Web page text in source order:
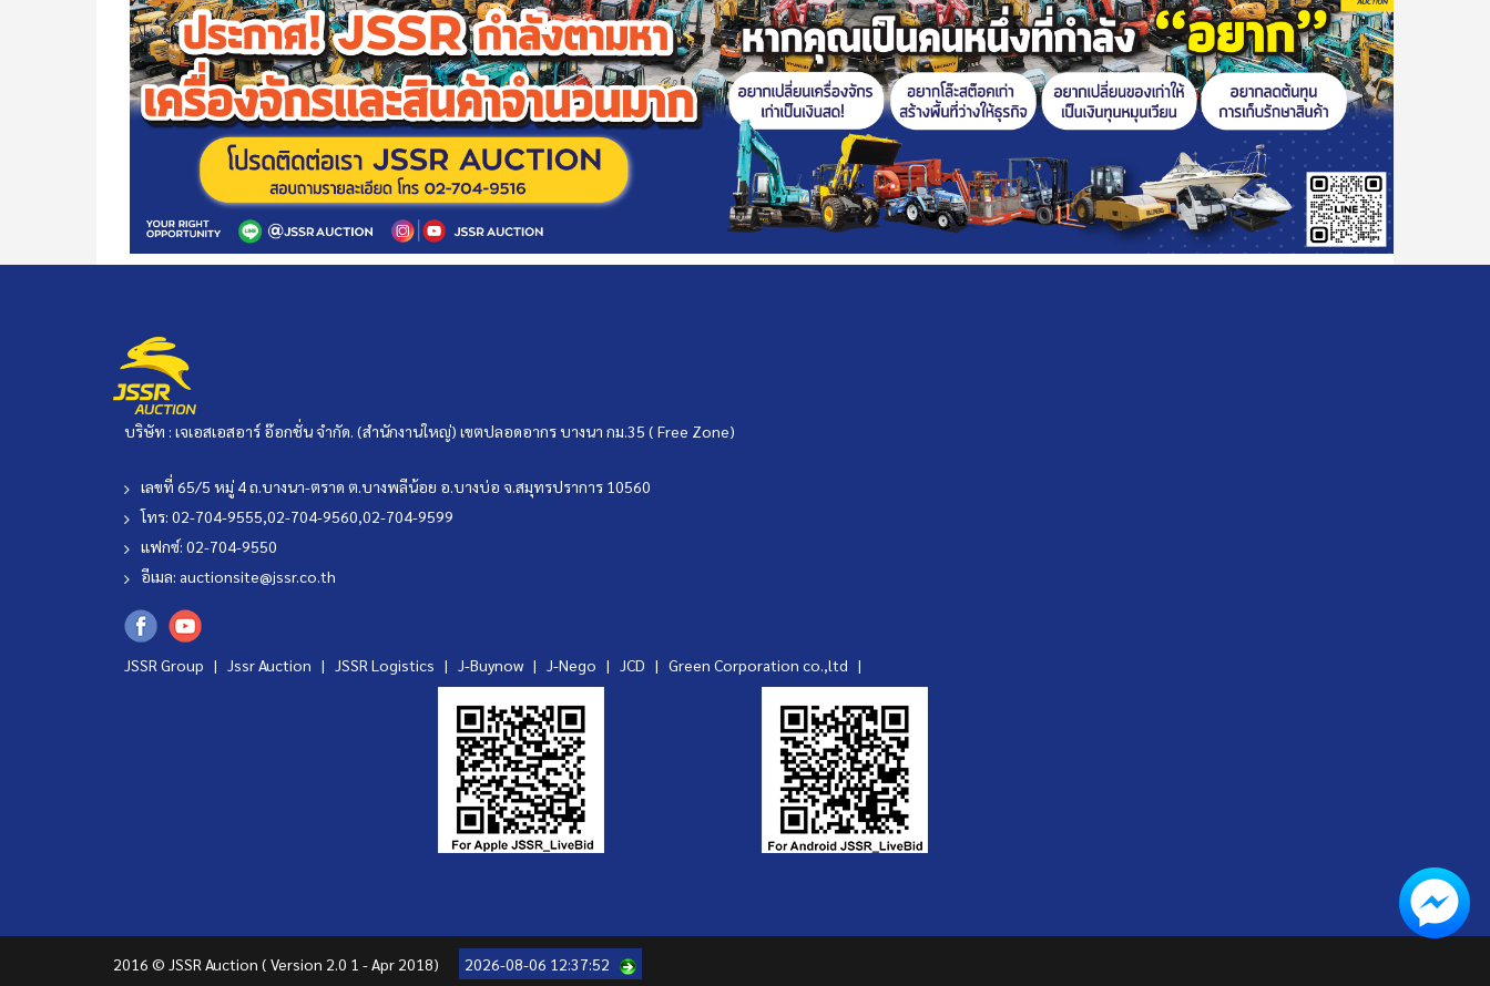
บริษัท : เจเอสเอสอาร์ อ๊อกชั่น จำกัด. (สำนักงานใหญ่) เขตปลอดอากร บางนา กม.35 ( Free Zone)
เลขที่ 65/5 หมู่ 4 ถ.บางนา-ตราด ต.บางพลีน้อย อ.บางบ่อ จ.สมุทรปราการ 10560
โทร: 02-704-9555,02-704-9560,02-704-9599
แฟกซ์: 02-704-9550
อีเมล: auctionsite@jssr.co.th
JSSR Group | Jssr Auction | JSSR Logistics | J-Buynow | J-Nego | JCD | Green Corporation co.,ltd |
2016 © JSSR Auction ( Version 2.0 1 - Apr 2018) 2026-08-06 12:37:52